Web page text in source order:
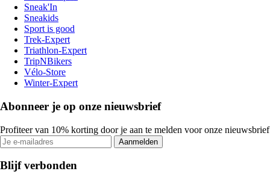
Sneak'In
Sneakids
Sport is good
Trek-Expert
Triathlon-Expert
TripNBikers
Vélo-Store
Winter-Expert
Abonneer je op onze nieuwsbrief
Profiteer van 10% korting door je aan te melden voor onze nieuwsbrief
Aanmelden
Blijf verbonden